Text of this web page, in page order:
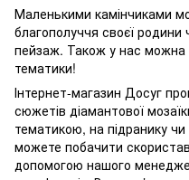
Маленькими камінчиками
благополуччя своєї родини
пейзаж. Також у нас можна
тематики!
Інтернет-магазин Досуг
сюжетів діамантової
тематикою, на підранику
можете побачити
допомогою нашого